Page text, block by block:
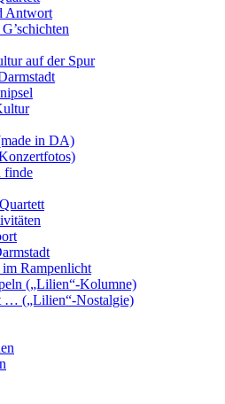
Antwort
auf der Spur
in DA)
finde
im Rampenlicht
(„Lilien“-Kolumne)
… („Lilien“-Nostalgie)